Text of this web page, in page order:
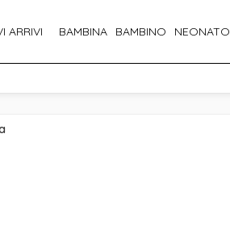
ARRIVI BAMBINA BAMBINO NEONATO